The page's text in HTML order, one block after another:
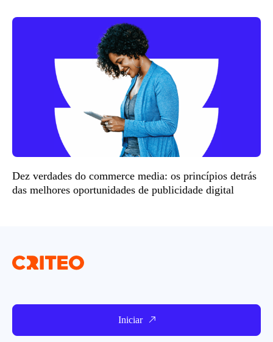
Dez verdades do commerce media: os princípios detrás
das melhores oportunidades de publicidade digital
Iniciar